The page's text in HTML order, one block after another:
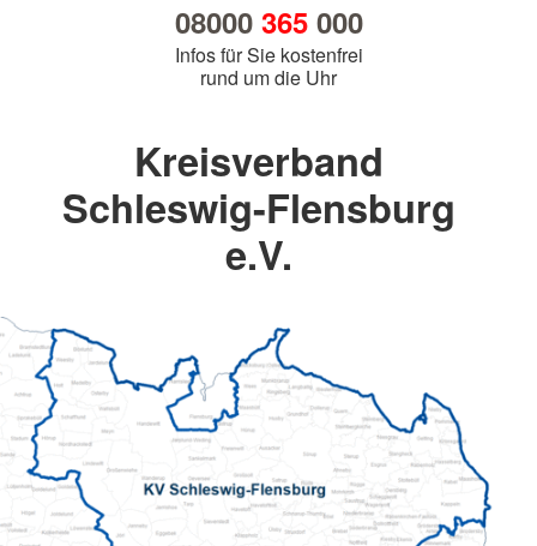
08000 365000
Infos für Sie kostenfrei
rund um die Uhr
Kreisverband
Schleswig-Flensburg
e.V.